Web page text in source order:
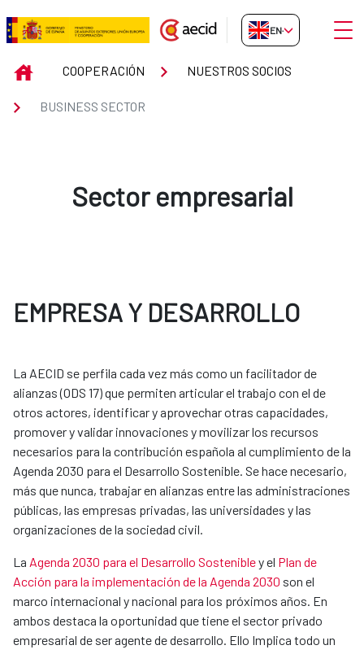
Skip to Main Content
BUSINESS SECTOR
EN-GB
INICIOCOOPERACIÓN NUESTROS SOCIOS
BUSINESS SECTOR
Sector empresarial
EMPRESA Y DESARROLLO
La AECID se perfila cada vez más como un facilitador de
alianzas (ODS 17) que permiten articular el trabajo con el de
otros actores, identificar y aprovechar otras capacidades,
promover y validar innovaciones y movilizar los recursos
necesarios para la contribución española al cumplimiento de la
Agenda 2030 para el Desarrollo Sostenible. Se hace necesario,
más que nunca, trabajar en alianzas entre las administraciones
públicas, las empresas privadas, las universidades y las
organizaciones de la sociedad civil.
La Agenda 2030 para el Desarrollo Sostenibley el Plan de
Acción para la implementación de la Agenda 2030 son el
marco internacional y nacional para los próximos años. En
ambos destaca la oportunidad que tiene el sector privado
empresarial de ser agente de desarrollo. Ello Implica todo un